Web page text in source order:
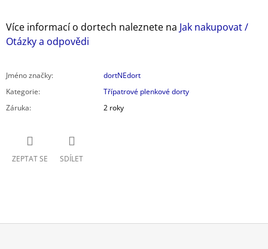
Více informací o dortech naleznete na Jak nakupovat /
Otázky a odpovědi
Jméno značky:
dortNEdort
Kategorie:
Třípatrové plenkové dorty
Záruka: 2 roky
ZEPTAT SE SDÍLET